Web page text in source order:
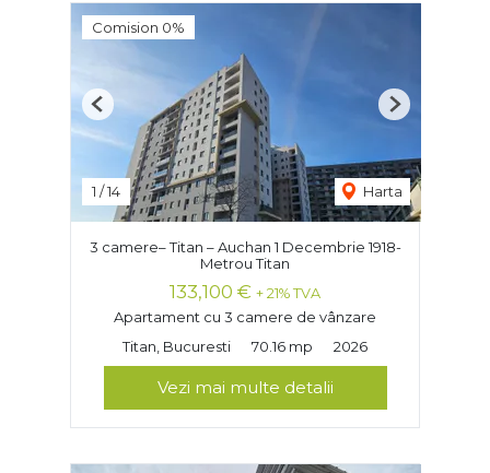
Comision 0%
1 /14 Harta
Previous Next
3 camere– Titan – Auchan 1 Decembrie 1918-
Metrou Titan
133,100 € + 21% TVA
Apartament cu 3 camere de vânzare
Titan, Bucuresti
70.16 mp 2026
Vezi mai multe detalii